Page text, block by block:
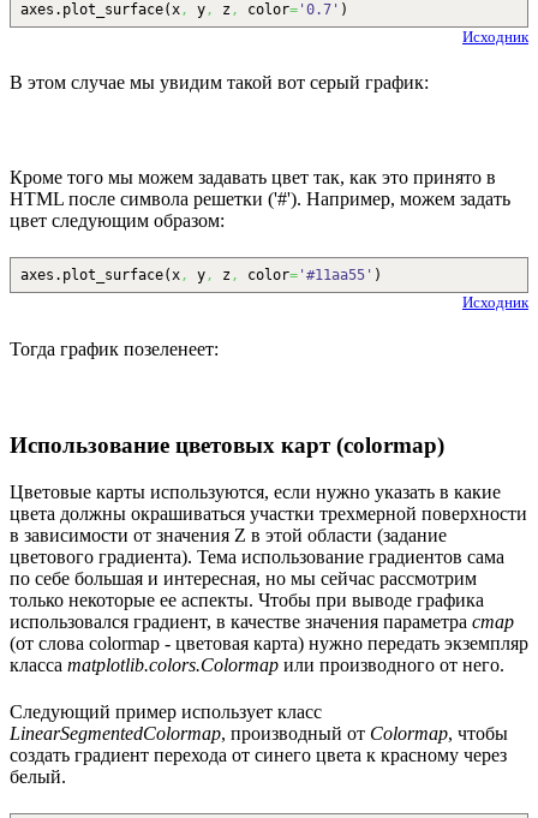
axes. plot_surface(x, y, z , color= '0.7' )
Исходник
В этом случае мы увидим такой вот серый график:
Кроме того мы можем задавать цвет так, как это принято в
HTML после символа решетки ('#'). Например, можем задать
цвет следующим образом:
axes. plot_surface(x, y, z , color= '#11aa55' )
Исходник
Тогда график позеленеет:
Использование цветовых карт (colormap)
Цветовые карты используются, если нужно указать в какие
цвета должны окрашиваться участки трехмерной поверхности
в зависимости от значения Z в этой области (задание
цветового градиента). Тема использование градиентов сама
по себе большая и интересная, но мы сейчас рассмотрим
только некоторые ее аспекты. Чтобы при выводе графика
использовался градиент, в качестве значения параметра cmap
(от слова colormap - цветовая карта) нужно передать экземпляр
класса matplotlib.colors.Colormap или производного от него.
Следующий пример использует класс
LinearSegmentedColormap, производный от Colormap, чтобы
создать градиент перехода от синего цвета к красному через
белый.